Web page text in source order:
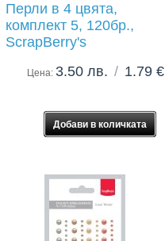
Перли в 4 цвята,
комплект 5, 120бр.,
ScrapBerry's
Цена: 3.50 лв. / 1.79 €